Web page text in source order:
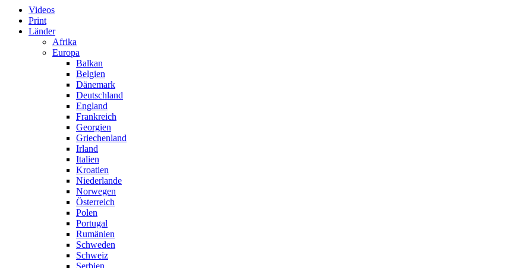
Videos
Print
Länder
Afrika
Europa
Balkan
Belgien
Dänemark
Deutschland
England
Frankreich
Georgien
Griechenland
Irland
Italien
Kroatien
Niederlande
Norwegen
Österreich
Polen
Portugal
Rumänien
Schweden
Schweiz
Serbien